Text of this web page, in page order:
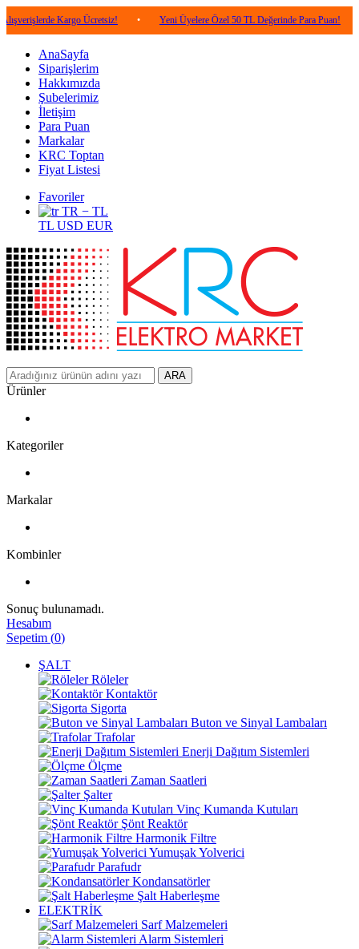
Kargo Ücretsiz! • Yeni Üyelere Özel 50 TL Değerinde Para Puan! •
AnaSayfa
Siparişlerim
Hakkımızda
Şubelerimiz
İletişim
Para Puan
Markalar
KRC Toptan
Fiyat Listesi
Favoriler
TR − TL
TL USD EUR
ARA
Ürünler
Kategoriler
Markalar
Kombinler
Sonuç bulunamadı.
Hesabım
Sepetim (0)
ŞALT
Röleler
Kontaktör
Sigorta
Buton ve Sinyal Lambaları
Trafolar
Enerji Dağıtım Sistemleri
Ölçme
Zaman Saatleri
Şalter
Vinç Kumanda Kutuları
Şönt Reaktör
Harmonik Filtre
Yumuşak Yolverici
Parafudr
Kondansatörler
Şalt Haberleşme
ELEKTRİK
Sarf Malzemeleri
Alarm Sistemleri